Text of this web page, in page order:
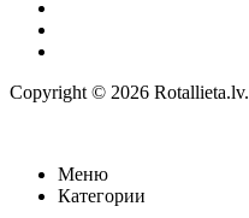
Copyright © 2026 Rotallieta.lv.
Меню
Категории